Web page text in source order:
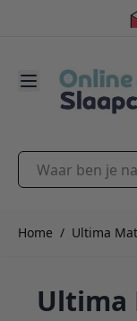
Waar ben je naar
Home / Ultima
Ultima